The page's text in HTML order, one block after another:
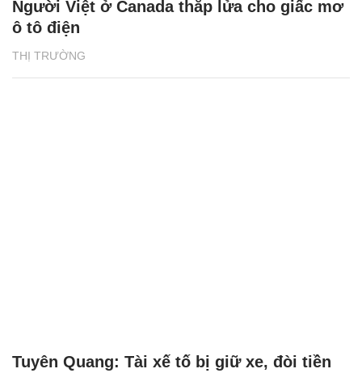
THỊ TRƯỜNG
Người Việt ở Canada thắp lửa cho giấc mơ
ô tô điện
Tuyên Quang: Tài xế tố bị giữ xe, đòi tiền